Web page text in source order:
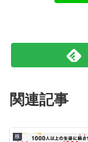
関連記事
株